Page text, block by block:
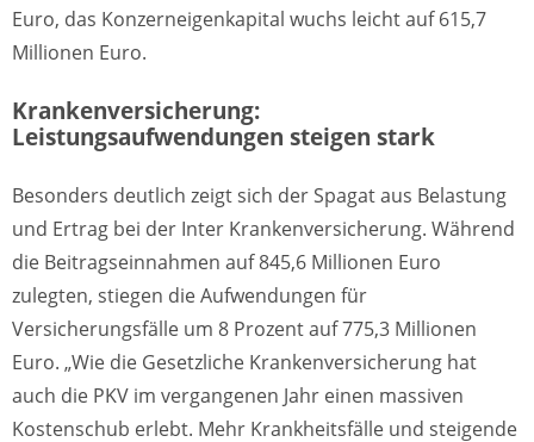
Euro, das Konzerneigenkapital wuchs leicht auf 615,7
Millionen Euro.
Krankenversicherung:
Leistungsaufwendungen steigen stark
Besonders deutlich zeigt sich der Spagat aus Belastung
und Ertrag bei der Inter Krankenversicherung. Während
die Beitragseinnahmen auf 845,6 Millionen Euro
zulegten, stiegen die Aufwendungen für
Versicherungsfälle um 8 Prozent auf 775,3 Millionen
Euro. „Wie die Gesetzliche Krankenversicherung hat
auch die PKV im vergangenen Jahr einen massiven
Kostenschub erlebt. Mehr Krankheitsfälle und steigende